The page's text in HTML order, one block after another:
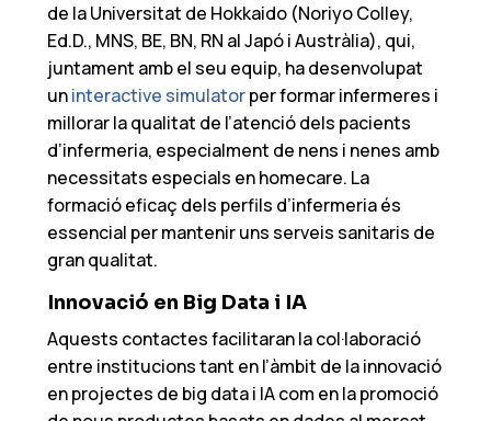
de la Universitat de Hokkaido (Noriyo Colley,
Ed.D., MNS, BE, BN, RN al Japó i Austràlia), qui,
juntament amb el seu equip, ha desenvolupat
uninteractive simulatorper formar infermeres i
millorar la qualitat de l’atenció dels pacients
d’infermeria, especialment de nens i nenes amb
necessitats especials en homecare. La
formació eficaç dels perfils d’infermeria és
essencial per mantenir uns serveis sanitaris de
gran qualitat.
Innovació en Big Data i IA
Aquests contactes facilitaran la col·laboració
entre institucions tant en l’àmbit de la innovació
en projectes de big data i IA com en la promoció